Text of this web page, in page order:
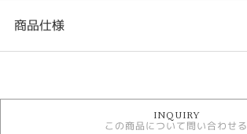
商品仕様
結婚指輪
INQUIRY
この商品について問い合わせる